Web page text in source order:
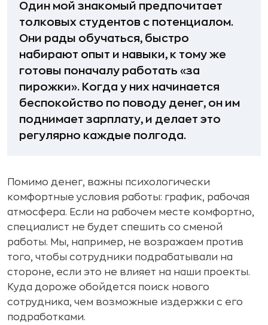
Один мой знакомый предпочитает
толковых студентов с потенциалом.
Они рады обучаться, быстро
набирают опыт и навыки, к тому же
готовы поначалу работать «за
пирожки». Когда у них начинается
беспокойство по поводу денег, он им
поднимает зарплату, и делает это
регулярно каждые полгода.
Помимо денег, важны психологически
комфортные условия работы: график, рабочая
атмосфера. Если на рабочем месте комфортно,
специалист не будет спешить со сменой
работы. Мы, например, не возражаем против
того, чтобы сотрудники подрабатывали на
стороне, если это не влияет на наши проекты.
Куда дороже обойдется поиск нового
сотрудника, чем возможные издержки с его
подработками.